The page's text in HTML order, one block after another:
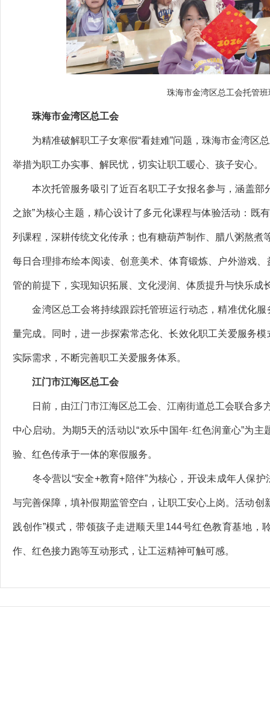
珠海市金湾区总工会托管
珠海市金湾区总工会
为精准破解职工子女寒假“看娃难”问题，珠海市金湾区
举措为职工办实事、解民忧，切实让职工暖心、孩子安心。
本次托管服务吸引了近百名职工子女报名参与，涵盖部
之旅”为核心主题，精心设计了多元化课程与体验活动：既
列课程，深耕传统文化传承；也有糖葫芦制作、腊八粥熬煮
每日合理排布绘本阅读、创意美术、体育锻炼、户外游戏
管的前提下，实现知识拓展、文化浸润、体质提升与快乐成
金湾区总工会将持续跟踪托管班运行动态，精准优化服
量完成。同时，进一步探索常态化、长效化职工关爱服务
实际需求，不断完善职工关爱服务体系。
江门市江海区总工会
日前，由江门市江海区总工会、江南街道总工会联合多
中心启动。为期5天的活动以“欢乐中国年·红色润童心”为
验、红色传承于一体的寒假服务。
冬令营以“安全+教育+陪伴”为核心，开设未成年人保护
与完善保障，填补假期监管空白，让职工安心上岗。活动创
践创作”模式，带领孩子走进顺天里144号红色教育基地
作、红色接力跑等互动形式，让工运精神可触可感。